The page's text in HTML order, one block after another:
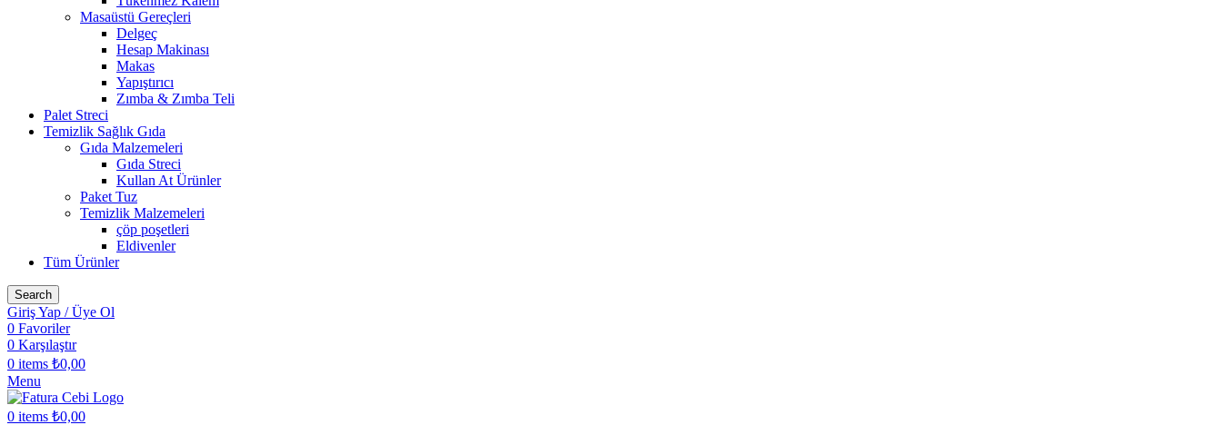
Masaüstü Gereçleri
Delgeç
Hesap Makinası
Makas
Yapıştırıcı
Zımba & Zımba Teli
Palet Streci
Temizlik Sağlık Gıda
Gıda Malzemeleri
Gıda Streci
Kullan At Ürünler
Paket Tuz
Temizlik Malzemeleri
çöp poşetleri
Eldivenler
Tüm Ürünler
Search
Giriş Yap / Üye Ol
0 Favoriler
0 Karşılaştır
0 items ₺0,00
Menu
0 items ₺0,00